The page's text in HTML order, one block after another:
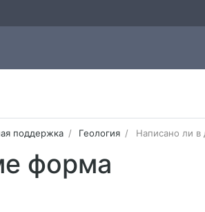
поддержка Геология Написано ли
форма